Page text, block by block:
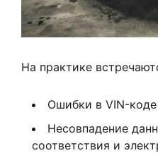
На практике
Ошибки в VIN-коде
Несовпадение
соответствия и